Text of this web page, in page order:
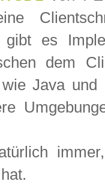
gibt es
dem
Java